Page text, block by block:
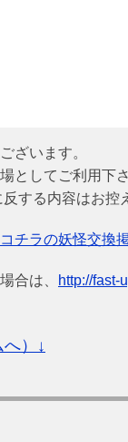
ざいます。
としてご利用下
する内容はお控
コチラの妖怪交換
合は、
http://fast-
）↓